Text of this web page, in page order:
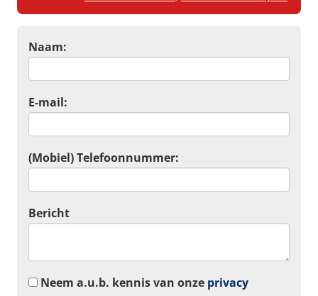
Naam:
E-mail:
(Mobiel) Telefoonnummer:
Bericht
Neem a.u.b. kennis van onze privacy